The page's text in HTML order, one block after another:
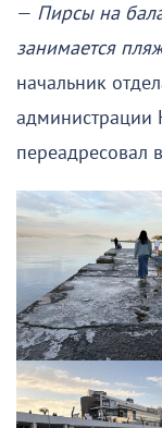
— Пирсы на
занимается
начальник
администрации
переадресовал